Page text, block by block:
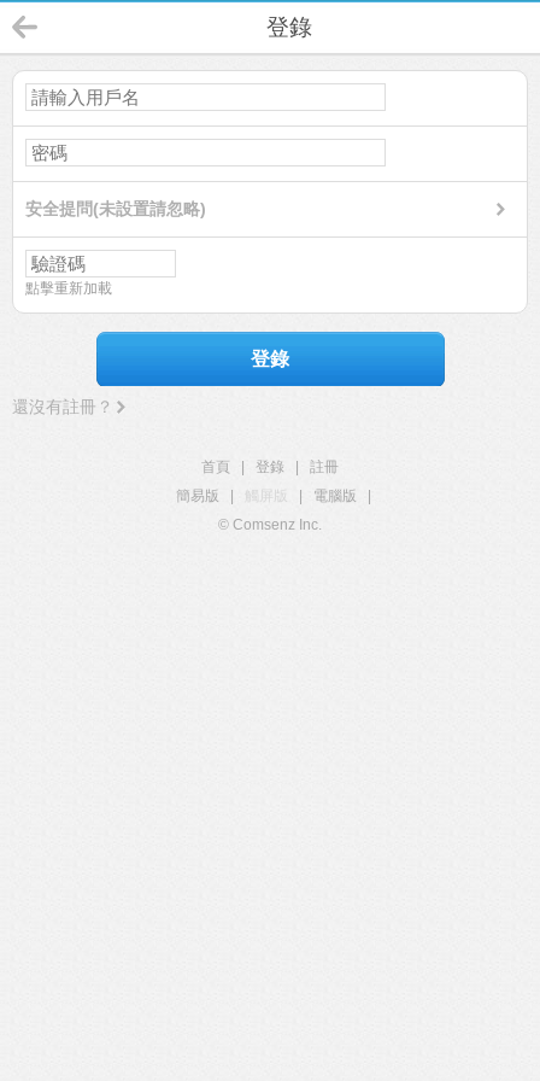
登錄
安全提問(未設置請忽略)
點擊重新加載
登錄
還沒有註冊？
首頁 登錄
註冊
簡易版
觸屏版 電腦版
© Comsenz Inc.